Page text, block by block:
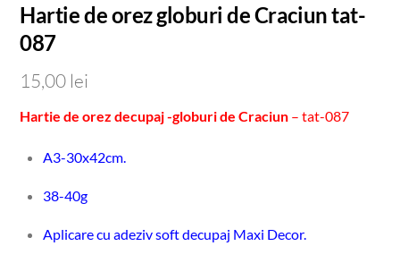
Hartie de orez globuri de Craciun tat-
087
15,00 lei
Hartie de orez decupaj -globuri de Craciun – tat-087
A3-30x42cm.
38-40g
Aplicare cu adeziv soft decupaj Maxi Decor.